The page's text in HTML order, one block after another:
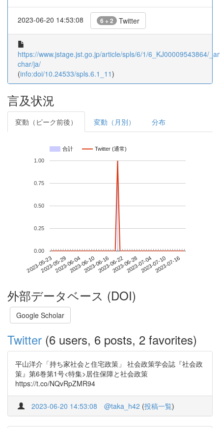
2023-06-20 14:53:08 6 + 2 Twitter
https://www.jstage.jst.go.jp/article/spls/6/1/6_KJ00009543864/
char/ja/
(info:doi/10.24533/spls.6.1_11)
言及状況
変動（ピーク前後） 変動（月別） 分布
合計 Twitter (通常)
2023-05-232023-05-292023-06-042023-06-102023-06-162023-06-222023-06-282023-07-042023-07-102023-07-16
0.00
0.25
0.50
0.75
1.00
外部データベース (DOI)
Google Scholar
Twitter (6 users, 6 posts, 2 favorites)
平山洋介「持ち家社会と住宅政策」 社会政策学会誌『社会政
策』第6巻第1号<特集>居住保障と社会政策
https://t.co/NQvRpZMR94
2023-06-20 14:53:08 @taka_h42 (投稿一覧)